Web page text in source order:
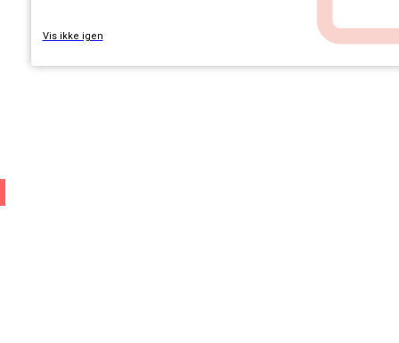
Vis ikke igen